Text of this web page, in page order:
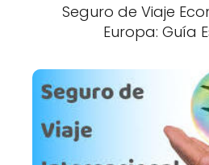
Seguro de Viaje
Europa: Guía